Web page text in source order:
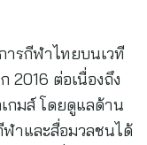
รกีฬาไทยบนเวที
2016 ต่อเนื่องถึง
กมส์ โดยดูแลด้าน
ฬาและสื่อมวลชนได้